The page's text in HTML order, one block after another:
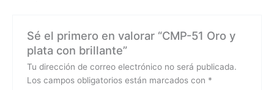
Sé el primero en valorar “CMP-51 Oro y
plata con brillante”
Tu dirección de correo electrónico no será publicada.
Los campos obligatorios están marcados con *